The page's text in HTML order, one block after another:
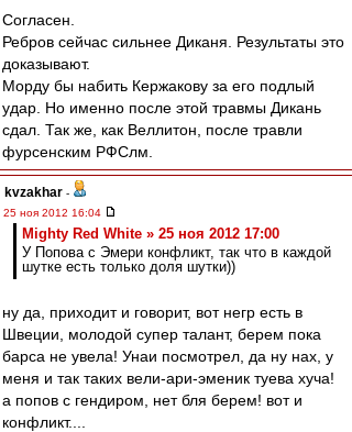
Согласен.
Ребров сейчас сильнее Диканя. Результаты это
доказывают.
Морду бы набить Кержакову за его подлый
удар. Но именно после этой травмы Дикань
сдал. Так же, как Веллитон, после травли
фурсенским РФСлм.
kvzakhar -
25 ноя 2012 16:04
Mighty Red White » 25 ноя 2012 17:00
У Попова с Эмери конфликт, так что в каждой
шутке есть только доля шутки))
ну да, приходит и говорит, вот негр есть в
Швеции, молодой супер талант, берем пока
барса не увела! Унаи посмотрел, да ну нах, у
меня и так таких вели-ари-эменик туева хуча!
а попов с гендиром, нет бля берем! вот и
конфликт....